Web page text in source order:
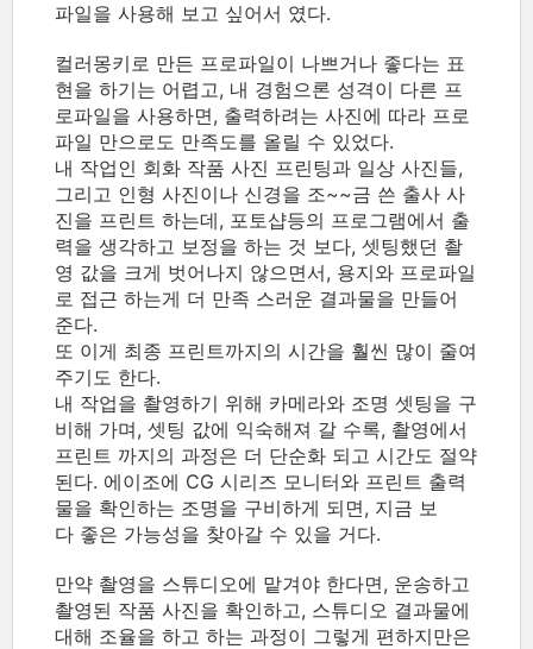
파일을 사용해 보고 싶어서 였다.
컬러몽키로 만든 프로파일이 나쁘거나 좋다는 표
현을 하기는 어렵고, 내 경험으론 성격이 다른 프
로파일을 사용하면, 출력하려는 사진에 따라 프로
파일 만으로도 만족도를 올릴 수 있었다.
내 작업인 회화 작품 사진 프린팅과 일상 사진들,
그리고 인형 사진이나 신경을 조~~금 쓴 출사 사
진을 프린트 하는데, 포토샵등의 프로그램에서 출
력을 생각하고 보정을 하는 것 보다, 셋팅했던 촬
영 값을 크게 벗어나지 않으면서, 용지와 프로파일
로 접근 하는게 더 만족 스러운 결과물을 만들어
준다.
또 이게 최종 프린트까지의 시간을 훨씬 많이 줄여
주기도 한다.
내 작업을 촬영하기 위해 카메라와 조명 셋팅을 구
비해 가며, 셋팅 값에 익숙해져 갈 수록, 촬영에서
프린트 까지의 과정은 더 단순화 되고 시간도 절약
된다. 에이조에 CG 시리즈 모니터와 프린트 출력
물을 확인하는 조명을 구비하게 되면, 지금 보
다 좋은 가능성을 찾아갈 수 있을 거다.
만약 촬영을 스튜디오에 맡겨야 한다면, 운송하고
촬영된 작품 사진을 확인하고, 스튜디오 결과물에
대해 조율을 하고 하는 과정이 그렇게 편하지만은